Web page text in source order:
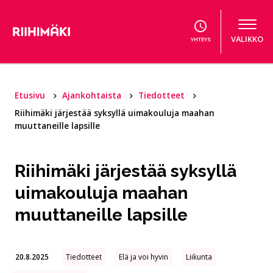
YHTEYS VALIKKO
Etusivu Ajankohtaista
Tiedotteet
Riihimäki järjestää syksyllä uimakouluja maahan
muuttaneille lapsille
Riihimäki järjestää syksyllä
uimakouluja maahan
muuttaneille lapsille
20.8.2025 Tiedotteet Elä ja voi hyvin Liikunta